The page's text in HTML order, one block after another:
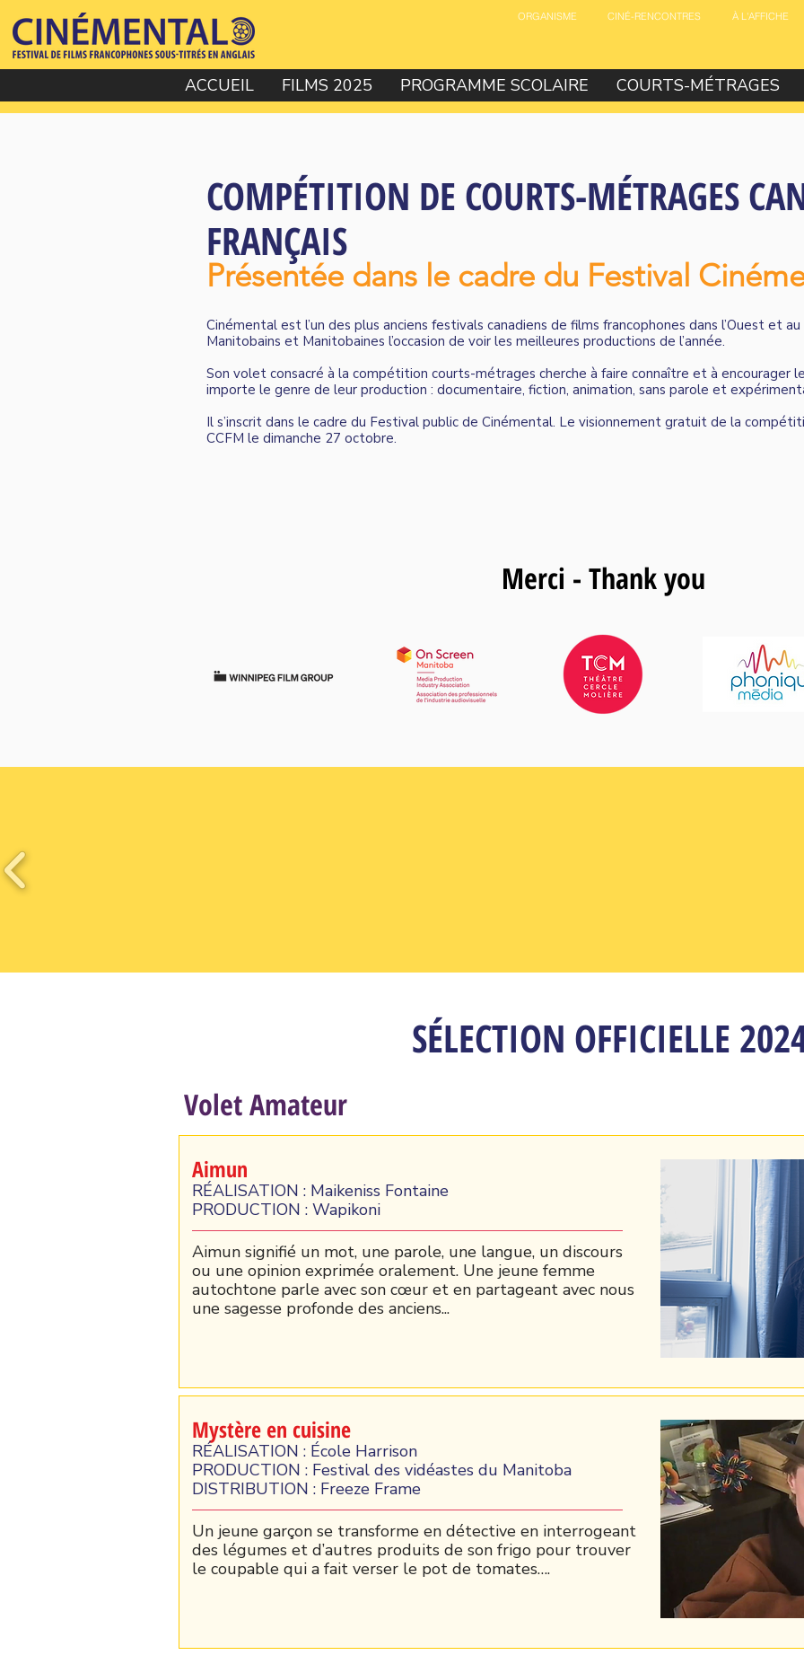
ORGANISME CINÉ-RENCONTRES À L'AFFICHE
ACCUEIL FILMS 2025 PROGRAMME SCOLAIRE COURTS-MÉTRAGES
COMPÉTITION DE COURTS-MÉTRAGES
FRANÇAIS
Présentée dans le cadre du Festival
Cinémental est l’un des plus anciens festivals canadiens de films francophones dans l’Ouest et
Manitobains et Manitobaines l’occasion de voir les meilleures productions de l’année.
Son volet consacré à la compétition courts-métrages cherche à faire connaître et à encourager
importe le genre de leur production : documentaire, fiction, animation, sans parole et
Il s’inscrit dans le cadre du Festival public de Cinémental. Le visionnement gratuit de la
CCFM le dimanche 27 octobre.
Merci - Thank you
SÉLECTION OFFICIELLE
Volet Amateur
Aimun
RÉALISATION : Maikeniss Fontaine
PRODUCTION : Wapikoni
Aimun signifié un mot, une parole, une langue, un discours
ou une opinion exprimée oralement. Une jeune femme
autochtone parle avec son cœur et en partageant avec nous
une sagesse profonde des anciens...
Mystère en cuisine
RÉALISATION : École Harrison
PRODUCTION : Festival des vidéastes du Manitoba
DISTRIBUTION : Freeze Frame
Un jeune garçon se transforme en détective en interrogeant
des légumes et d’autres produits de son frigo pour trouver
le coupable qui a fait verser le pot de tomates….